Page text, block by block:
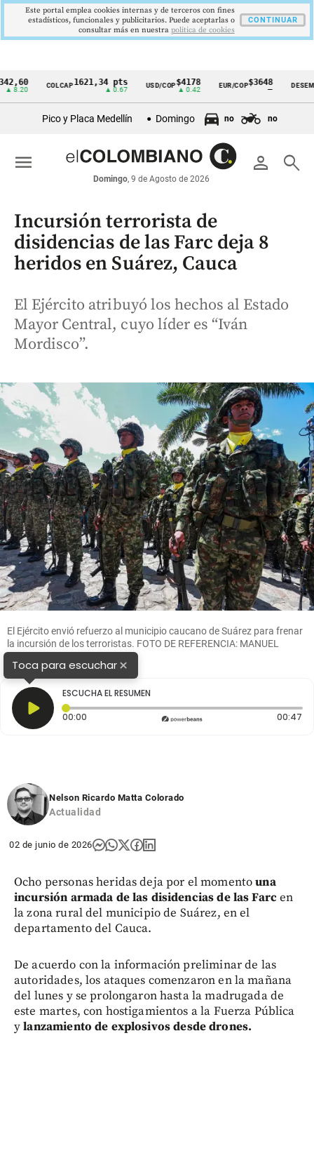
Cintillo
económicos
Colombia
COLCAP1621,34 pts USD/COP$4178
▲ 0.42
EUR/COP$3648
—
DESEMPLEO
Pico y Placa Medellín Domingo no no
person search
Domingo, 9 de Agosto de 2026
menu
Incursión terrorista de
disidencias de las Farc deja 8
heridos en Suárez, Cauca
El Ejército atribuyó los hechos al Estado
Mayor Central, cuyo líder es “Iván
Mordisco”.
El Ejército envió refuerzo al municipio caucano de Suárez para frenar
la incursión de los terroristas. FOTO DE REFERENCIA: MANUEL
SALDARRIAGA.
Toca para escuchar×
ESCUCHA EL RESUMEN
00:00 Tiempo transcurrido: 0 segundos 00:47
Nelson Ricardo Matta Colorado
Actualidad
02 de junio de 2026
Ocho personas heridas deja por el momentouna
incursión armada de las disidencias de las Farcen
la zona rural del municipio de Suárez, en el
departamento del Cauca.
De acuerdo con la información preliminar de las
autoridades, los ataques comenzaron en la mañana
del lunes y se prolongaron hasta la madrugada de
este martes, con hostigamientos a la Fuerza Pública
ylanzamiento de explosivos desde drones.
Este portal emplea cookies internas y de terceros con fines
estadísticos, funcionales y publicitarios. Puede aceptarlas o
consultar más en nuestra politica de cookies
CONTINUAR